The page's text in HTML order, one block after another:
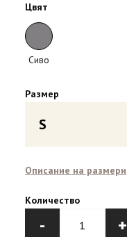
Цвят
Сиво
Размер
S
Описание на размери
Количество
- +